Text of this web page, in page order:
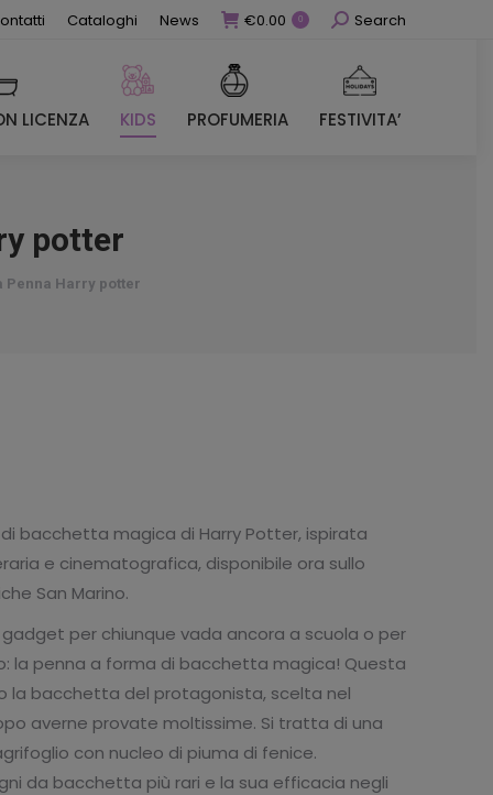
Cataloghi News €0.00 0 CercaSearch
LICENZA KIDS PROFUMERIA FESTIVITA’
potter
Penna Harry potter
bacchetta magica di Harry Potter, ispirata
e cinematografica, disponibile ora sullo
San Marino.
per chiunque vada ancora a scuola o per
la penna a forma di bacchetta magica! Questa
la bacchetta del protagonista, scelta nel
averne provate moltissime. Si tratta di una
con nucleo di piuma di fenice.
da bacchetta più rari e la sua efficacia negli
LICENZA KIDS PROFUMERIA FESTIVITA’